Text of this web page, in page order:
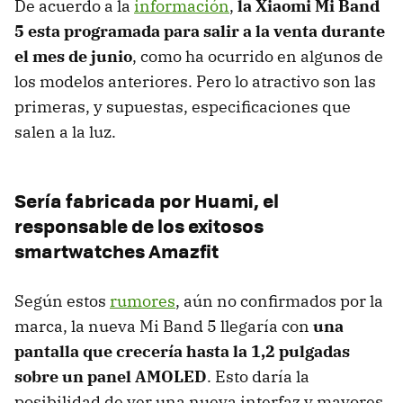
De acuerdo a la información, la Xiaomi Mi Band
5 esta programada para salir a la venta durante
el mes de junio, como ha ocurrido en algunos de
los modelos anteriores. Pero lo atractivo son las
primeras, y supuestas, especificaciones que
salen a la luz.
Sería fabricada por Huami, el
responsable de los exitosos
smartwatches Amazfit
Según estos rumores, aún no confirmados por la
marca, la nueva Mi Band 5 llegaría con una
pantalla que crecería hasta la 1,2 pulgadas
sobre un panel AMOLED. Esto daría la